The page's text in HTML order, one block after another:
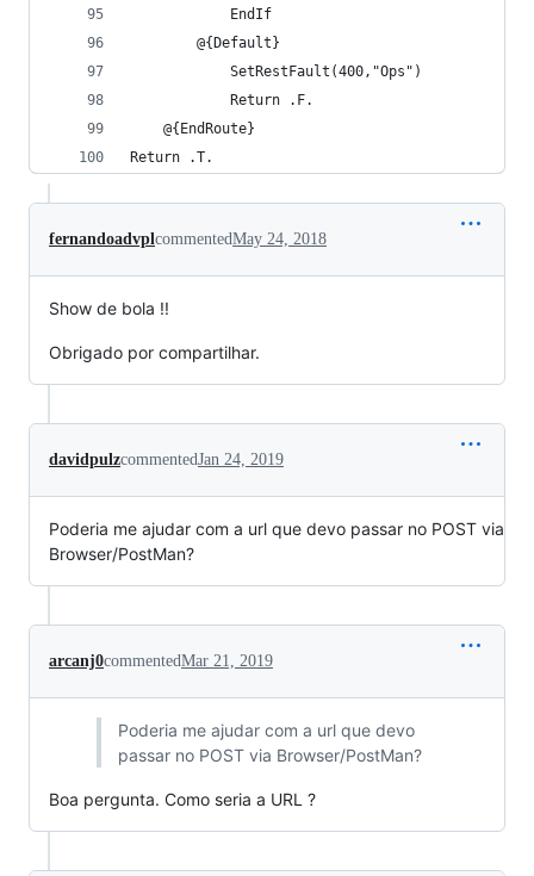
            EndIf
        @{Default}
            SetRestFault(400,"Ops")
            Return .F.
    @{EndRoute}
Return .T.
fernandoadvplcommentedMay 24, 2018
Show de bola !!
Obrigado por compartilhar.
davidpulzcommentedJan 24, 2019
Poderia me ajudar com a url que devo passar no POST via
Browser/PostMan?
arcanj0commentedMar 21, 2019
Poderia me ajudar com a url que devo
passar no POST via Browser/PostMan?
Boa pergunta. Como seria a URL ?